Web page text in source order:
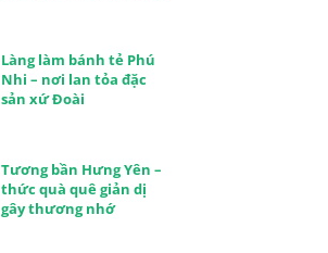
Làng làm bánh tẻ Phú
Nhi – nơi lan tỏa đặc
sản xứ Đoài
Tương bần Hưng Yên –
thức quà quê giản dị
gây thương nhớ